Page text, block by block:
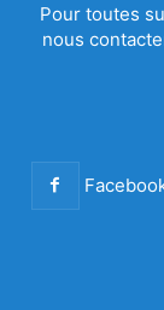
Pour toutes
nous